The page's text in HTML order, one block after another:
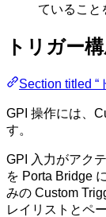
ていること
トリガー
Section titled “
GPI 操作には、
す。
GPI 入力がアク
を Porta Bridge
みの Custom
レイリストとペ